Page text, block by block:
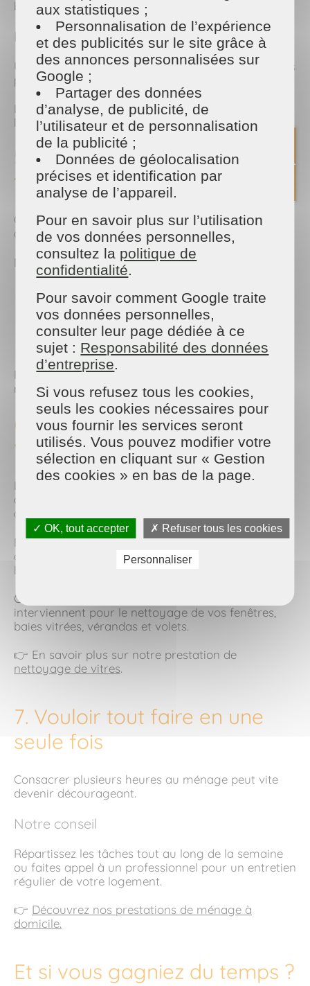
bactéries.
Notre conseil
Utilisez un chiffon différent selon les surfaces ou les
pièces de la maison.
Les microfibres sont particulièrement efficaces et
limitent l'utilisation de produits ménagers.
5. Oublier les zones que l'on
touche tous les jours
Certaines surfaces sont manipulées
quotidiennement mais sont rarement nettoyées.
Par exemple :
les poignées de porte
les interrupteurs
les télécommandes
les poignées de placards
les rampes d'escalier
Pourtant, elles accumulent rapidement poussière et
microbes.
6. Reporter le nettoyage des
vitres
Les vitres sont souvent remises à plus tard, faute
de temps ou parce que la tâche paraît
contraignante.
Pourtant, des vitres propres apportent davantage
de luminosité et améliorent immédiatement
l'aspect de votre intérieur.
Chez Maison & Services Questembert, nos équipes
interviennent pour le nettoyage de vos fenêtres,
baies vitrées, vérandas et volets.
👉 En savoir plus sur notre prestation de
nettoyage de vitres.
7. Vouloir tout faire en une
seule fois
Consacrer plusieurs heures au ménage peut vite
devenir décourageant.
Notre conseil
Répartissez les tâches tout au long de la semaine
ou faites appel à un professionnel pour un entretien
régulier de votre logement.
👉 Découvrez nos prestations de ménage à
domicile.
Et si vous gagniez du temps ?
aux statistiques ;
Personnalisation de l’expérience
et des publicités sur le site grâce à
des annonces personnalisées sur
Google ;
Partager des données
d’analyse, de publicité, de
l’utilisateur et de personnalisation
de la publicité ;
Données de géolocalisation
précises et identification par
analyse de l’appareil.
Pour en savoir plus sur l’utilisation
de vos données personnelles,
consultez la politique de
confidentialité
Pour savoir comment Google traite
vos données personnelles,
consulter leur page dédiée à ce
sujet : Responsabilité des données
d’entreprise
Si vous refusez tous les cookies,
seuls les cookies nécessaires pour
vous fournir les services seront
utilisés. Vous pouvez modifier votre
sélection en cliquant sur « Gestion
des cookies » en bas de la page.
✓ OK, tout accepter ✗ Refuser tous les cookies
Personnaliser